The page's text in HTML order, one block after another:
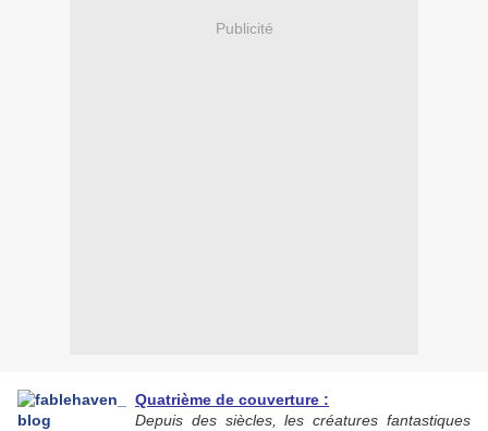
Publicité
Quatrième de couverture :
Depuis des siècles, les créatures fantastiques